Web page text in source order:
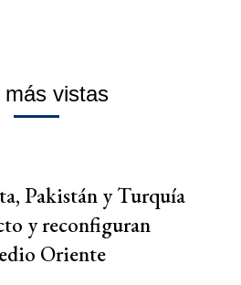
más vistas
Pakistán y Turquía
y reconfiguran
Oriente